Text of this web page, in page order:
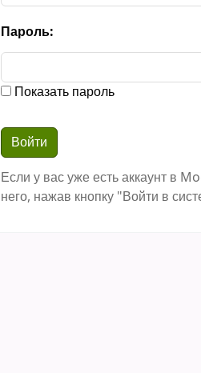
Пароль:
Показать пароль
Если у вас уже есть аккаунт в
него, нажав кнопку "Войти в